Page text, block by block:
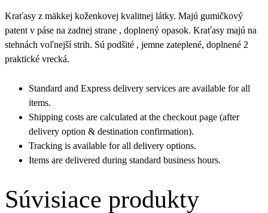
Kraťasy z mäkkej koženkovej kvalitnej látky. Majú gumičkový
patent v páse na zadnej strane , doplnený opasok. Kraťasy majú na
stehnách voľnejší strih. Sú podšité , jemne zateplené, doplnené 2
praktické vrecká.
Standard and Express delivery services are available for all
items.
Shipping costs are calculated at the checkout page (after
delivery option & destination confirmation).
Tracking is available for all delivery options.
Items are delivered during standard business hours.
Súvisiace produkty